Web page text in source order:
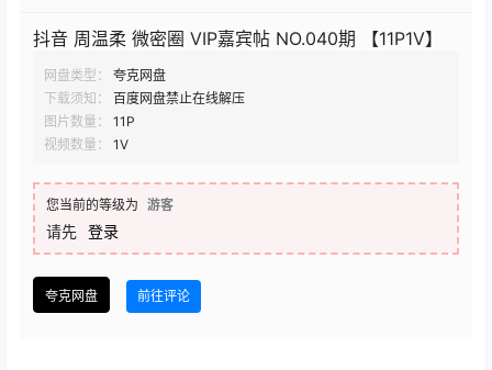
抖音 周温柔 微密圈 VIP嘉宾帖 NO.040期 【11P1V】
网盘类型：
夸克网盘
下载须知：
百度网盘禁止在线解压
图片数量：
11P
视频数量：
1V
您当前的等级为 游客
请先 登录
夸克网盘 前往评论